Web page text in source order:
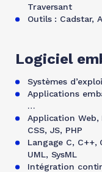
Traversant
Outils : Cadstar,
Logiciel
Systèmes
Applications
…
Application Web,
CSS, JS, PHP
Langage C, C++,
UML, SysML
Intégration